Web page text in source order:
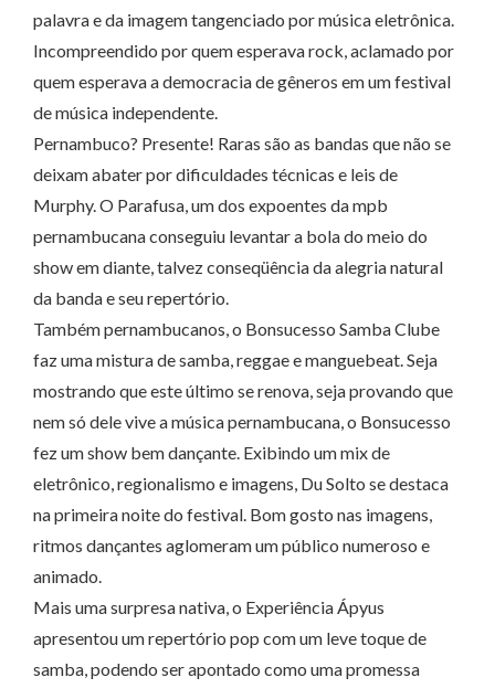
palavra e da imagem tangenciado por música eletrônica.
Incompreendido por quem esperava rock, aclamado por
quem esperava a democracia de gêneros em um festival
de música independente.
Pernambuco? Presente! Raras são as bandas que não se
deixam abater por dificuldades técnicas e leis de
Murphy. O Parafusa, um dos expoentes da mpb
pernambucana conseguiu levantar a bola do meio do
show em diante, talvez conseqüência da alegria natural
da banda e seu repertório.
Também pernambucanos, o Bonsucesso Samba Clube
faz uma mistura de samba, reggae e manguebeat. Seja
mostrando que este último se renova, seja provando que
nem só dele vive a música pernambucana, o Bonsucesso
fez um show bem dançante. Exibindo um mix de
eletrônico, regionalismo e imagens, Du Solto se destaca
na primeira noite do festival. Bom gosto nas imagens,
ritmos dançantes aglomeram um público numeroso e
animado.
Mais uma surpresa nativa, o Experiência Ápyus
apresentou um repertório pop com um leve toque de
samba, podendo ser apontado como uma promessa